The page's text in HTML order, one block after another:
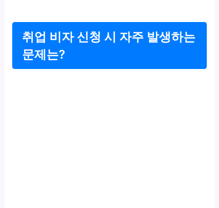
취업 비자 신청 시 자주 발생하는
문제는?